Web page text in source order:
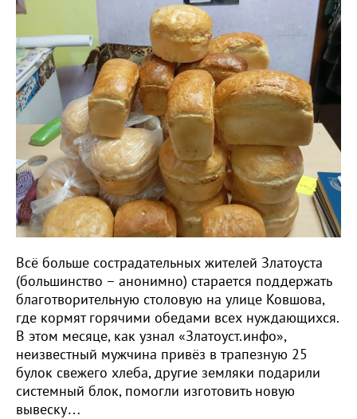
Всё больше сострадательных жителей Златоуста
(большинство – анонимно) старается поддержать
благотворительную столовую на улице Ковшова,
где кормят горячими обедами всех нуждающихся.
В этом месяце, как узнал «Златоуст.инфо»,
неизвестный мужчина привёз в трапезную 25
булок свежего хлеба, другие земляки подарили
системный блок, помогли изготовить новую
вывеску…